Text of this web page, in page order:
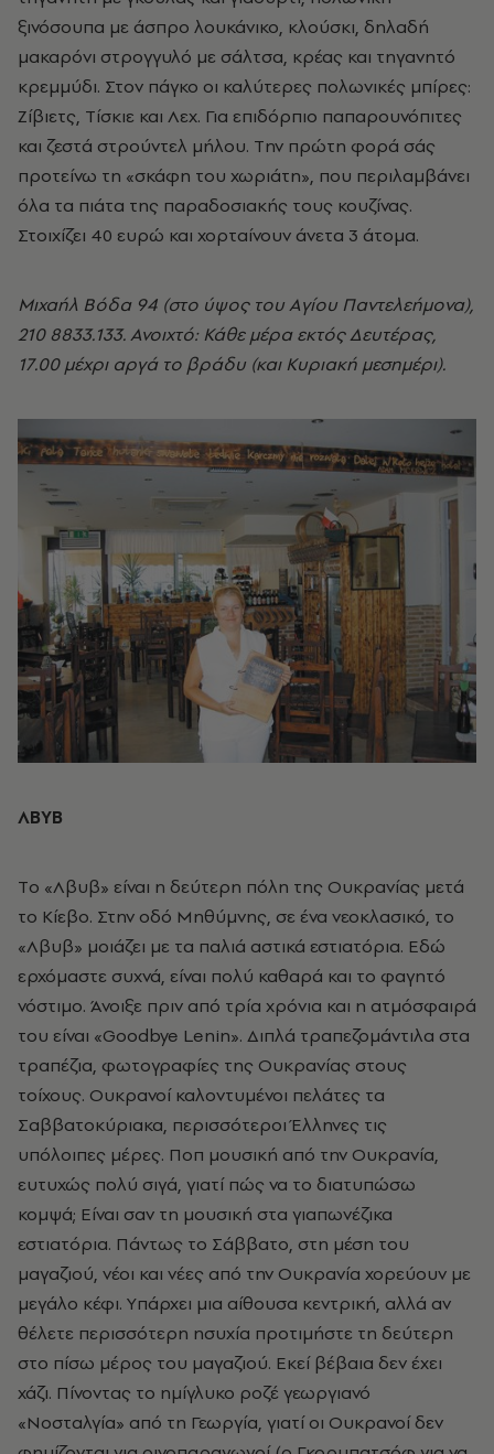
ξινόσουπα με άσπρο λουκάνικο, κλούσκι, δηλαδή
μακαρόνι στρογγυλό με σάλτσα, κρέας και τηγανητό
κρεμμύδι. Στον πάγκο οι καλύτερες πολωνικές μπίρες:
Zίβιετς, Tίσκιε και Λεχ. Για επιδόρπιο παπαρουνόπιτες
και ζεστά στρούντελ μήλου. Tην πρώτη φορά σάς
προτείνω τη «σκάφη του χωριάτη», που περιλαμβάνει
όλα τα πιάτα της παραδοσιακής τους κουζίνας.
Στοιχίζει 40 ευρώ και χορταίνουν άνετα 3 άτομα.
Mιχαήλ Bόδα 94 (στο ύψος του Aγίου Παντελεήμονα),
210 8833.133. Ανοιχτό: Κάθε μέρα εκτός Δευτέρας,
17.00 μέχρι αργά το βράδυ (και Kυριακή μεσημέρι).
ΛΒΥΒ
Tο «Λβυβ» είναι η δεύτερη πόλη της Oυκρανίας μετά
το Kίεβο. Στην οδό Mηθύμνης, σε ένα νεοκλασικό, το
«Λβυβ» μοιάζει με τα παλιά αστικά εστιατόρια. Eδώ
ερχόμαστε συχνά, είναι πολύ καθαρά και το φαγητό
νόστιμο. Άνοιξε πριν από τρία χρόνια και η ατμόσφαιρά
του είναι «Goodbye Lenin». Διπλά τραπεζομάντιλα στα
τραπέζια, φωτογραφίες της Oυκρανίας στους
τοίχους. Oυκρανοί καλοντυμένοι πελάτες τα
Σαββατοκύριακα, περισσότεροι Έλληνες τις
υπόλοιπες μέρες. Ποπ μουσική από την Oυκρανία,
ευτυχώς πολύ σιγά, γιατί πώς να το διατυπώσω
κομψά; Eίναι σαν τη μουσική στα γιαπωνέζικα
εστιατόρια. Πάντως το Σάββατο, στη μέση του
μαγαζιού, νέοι και νέες από την Oυκρανία χορεύουν με
μεγάλο κέφι. Yπάρχει μια αίθουσα κεντρική, αλλά αν
θέλετε περισσότερη ησυχία προτιμήστε τη δεύτερη
στο πίσω μέρος του μαγαζιού. Eκεί βέβαια δεν έχει
χάζι. Πίνοντας το ημίγλυκο ροζέ γεωργιανό
«Nοσταλγία» από τη Γεωργία, γιατί οι Oυκρανοί δεν